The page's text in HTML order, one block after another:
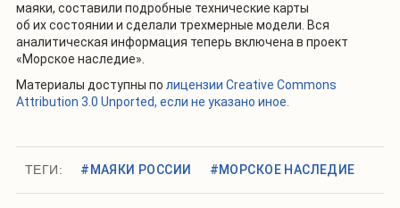
маяки, составили подробные технические карты
об их состоянии и сделали трехмерные модели. Вся
аналитическая информация теперь включена в проект
«Морское наследие».
Материалы доступны по лицензии Creative Commons
Attribution 3.0 Unported, если не указано иное.
ТЕГИ: #МАЯКИ РОССИИ #МОРСКОЕ НАСЛЕДИЕ